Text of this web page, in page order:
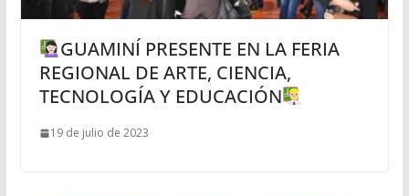
GUAMINÍ PRESENTE EN LA FERIA
REGIONAL DE ARTE, CIENCIA,
TECNOLOGÍA Y EDUCACIÓN
19 de julio de 2023